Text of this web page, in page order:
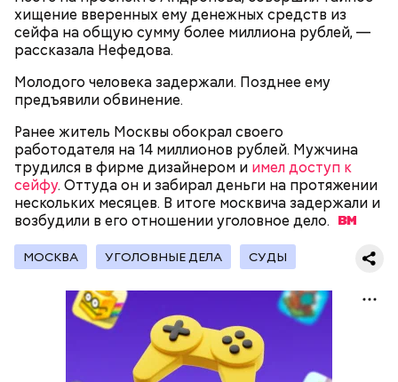
хищение вверенных ему денежных средств из
сейфа на общую сумму более миллиона рублей, —
рассказала Нефедова.
Молодого человека задержали. Позднее ему
предъявили обвинение.
Ранее житель Москвы обокрал своего
работодателя на 14 миллионов рублей. Мужчина
трудился в фирме дизайнером и имел доступ к
сейфу. Оттуда он и забирал деньги на протяжении
нескольких месяцев. В итоге москвича задержали и
возбудили в его отношении уголовное дело.
МОСКВА УГОЛОВНЫЕ ДЕЛА СУДЫ
предпринимателем, осуществлял
предпринимательскую деятельность в области
продажи и размещения рекламы в социальных
сетях. С целью сокрытия своих доходов часть
денежных средств от спонсоров розыгрышей,
покупателей различных мотивационных курсов и
прогнозов ставок на спорт Гасанов получал на
свои личные лицевые счета как физического лица, а
счета, — пояснили вмосковской прокуратуре
либопокупал на них квартиры.
Первой жертвой Миссюры была его девушка.
Именно на ней молодой человек впервые испытал
химикаты, купленные в интернет-магазине. 13
января 2024 года он подсыпал дихлорэтан в
Миссюры Константин. 3 февраля того же года,
когда молодые люди ехали вместе в машине,
подозреваемый угостил приятеля морсом с
этиленгликолем. Через два дня Константин умер в
больнице.